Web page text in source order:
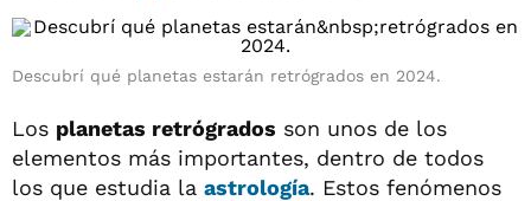
Descubrí qué planetas estarán retrógrados en 2024.
Los planetas retrógrados son unos de los
elementos más importantes, dentro de todos
los que estudia la astrología. Estos fenómenos